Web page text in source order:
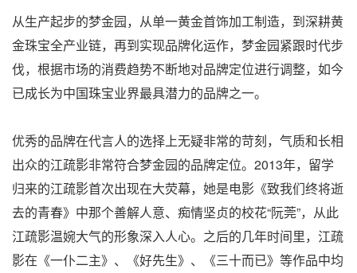
从生产起步的梦金园，从单一黄金首饰加工制造，到深耕黄
金珠宝全产业链，再到实现品牌化运作，梦金园紧跟时代步
伐，根据市场的消费趋势不断地对品牌定位进行调整，如今
已成长为中国珠宝业界最具潜力的品牌之一。
优秀的品牌在代言人的选择上无疑非常的苛刻，气质和长相
出众的江疏影非常符合梦金园的品牌定位。2013年，留学
归来的江疏影首次出现在大荧幕，她是电影《致我们终将逝
去的青春》中那个善解人意、痴情坚贞的校花“阮莞”，从此
江疏影温婉大气的形象深入人心。之后的几年时间里，江疏
影在《一仆二主》、《好先生》、《三十而已》等作品中均